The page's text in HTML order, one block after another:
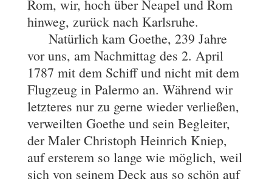
Rom, wir, hoch über Neapel und Rom
hinweg, zurück nach Karlsruhe.
Natürlich kam Goethe, 239 Jahre
vor uns, am Nachmittag des 2. April
1787 mit dem Schiff und nicht mit dem
Flugzeug in Palermo an. Während wir
letzteres nur zu gerne wieder verließen,
verweilten Goethe und sein Begleiter,
der Maler Christoph Heinrich Kniep,
auf ersterem so lange wie möglich, weil
sich von seinem Deck aus so schön auf